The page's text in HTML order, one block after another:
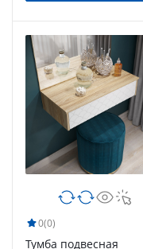
0(0)
Тумба подвесная